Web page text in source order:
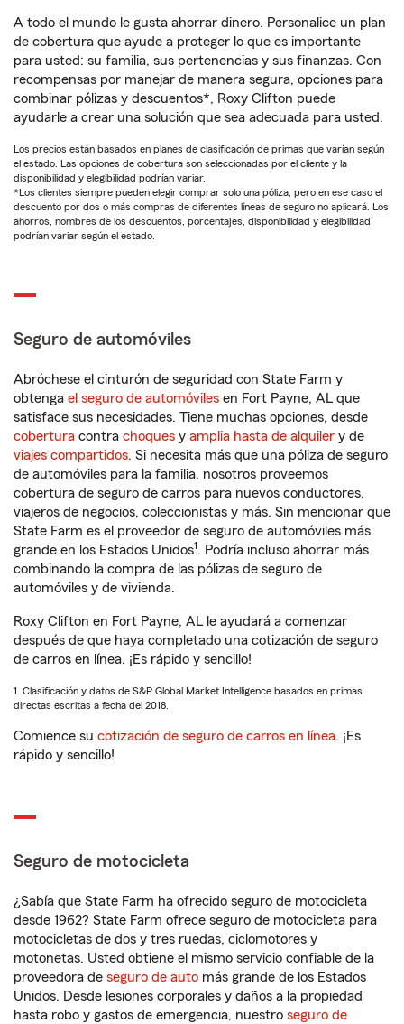
A todo el mundo le gusta ahorrar dinero. Personalice un plan
de cobertura que ayude a proteger lo que es importante
para usted: su familia, sus pertenencias y sus finanzas. Con
recompensas por manejar de manera segura, opciones para
combinar pólizas y descuentos*, Roxy Clifton puede
ayudarle a crear una solución que sea adecuada para usted.
Los precios están basados en planes de clasificación de primas que varían según
el estado. Las opciones de cobertura son seleccionadas por el cliente y la
disponibilidad y elegibilidad podrían variar.
*Los clientes siempre pueden elegir comprar solo una póliza, pero en ese caso el
descuento por dos o más compras de diferentes líneas de seguro no aplicará. Los
ahorros, nombres de los descuentos, porcentajes, disponibilidad y elegibilidad
podrían variar según el estado.
Seguro de automóviles
Abróchese el cinturón de seguridad con State Farm y
obtenga el seguro de automóviles en Fort Payne, AL que
satisface sus necesidades. Tiene muchas opciones, desde
cobertura contra choques y amplia hasta de alquiler y de
viajes compartidos. Si necesita más que una póliza de seguro
de automóviles para la familia, nosotros proveemos
cobertura de seguro de carros para nuevos conductores,
viajeros de negocios, coleccionistas y más. Sin mencionar que
State Farm es el proveedor de seguro de automóviles más
grande en los Estados Unidos1. Podría incluso ahorrar más
combinando la compra de las pólizas de seguro de
automóviles y de vivienda.
Roxy Clifton en Fort Payne, AL le ayudará a comenzar
después de que haya completado una cotización de seguro
de carros en línea. ¡Es rápido y sencillo!
1. Clasificación y datos de S&P Global Market Intelligence basados en primas
directas escritas a fecha del 2018.
Comience su cotización de seguro de carros en línea. ¡Es
rápido y sencillo!
Seguro de motocicleta
¿Sabía que State Farm ha ofrecido seguro de motocicleta
desde 1962? State Farm ofrece seguro de motocicleta para
motocicletas de dos y tres ruedas, ciclomotores y
motonetas. Usted obtiene el mismo servicio confiable de la
proveedora de seguro de auto más grande de los Estados
Unidos. Desde lesiones corporales y daños a la propiedad
hasta robo y gastos de emergencia, nuestro seguro de